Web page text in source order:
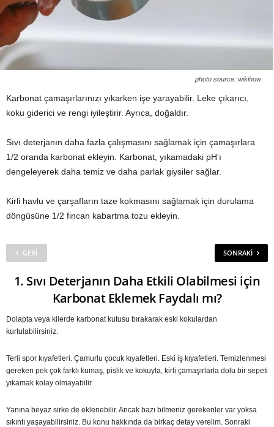
photo source: wikihow
Karbonat çamaşırlarınızı yıkarken işe yarayabilir. Leke çıkarıcı,
koku giderici ve rengi iyileştirir. Ayrıca, doğaldır.
Sıvı deterjanın daha fazla çalışmasını sağlamak için çamaşırlara
1/2 oranda karbonat ekleyin. Karbonat, yıkamadaki pH’ı
dengeleyerek daha temiz ve daha parlak giysiler sağlar.
Kirli havlu ve çarşafların taze kokmasını sağlamak için durulama
döngüsüne 1/2 fincan kabartma tozu ekleyin.
GERI SONRAKI
1. Sıvı Deterjanın Daha Etkili Olabilmesi için
Karbonat Eklemek Faydalı mı?
Dolapta veya kilerde karbonat kutusu bırakarak eski kokulardan
kurtulabilirsiniz.
Terli spor kıyafetleri. Çamurlu çocuk kıyafetleri. Eski iş kıyafetleri. Temizlenmesi
gereken pek çok farklı kumaş, pislik ve kokuyla, kirli çamaşırlarla dolu bir sepeti
yıkamak kolay olmayabilir.
Yanına beyaz sirke de eklenebilir. Ancak bazı bilmeniz gerekenler var yoksa
sıkıntı yaşayabilirsiniz. Bu konu hakkında da birkaç detay verelim. Sonraki